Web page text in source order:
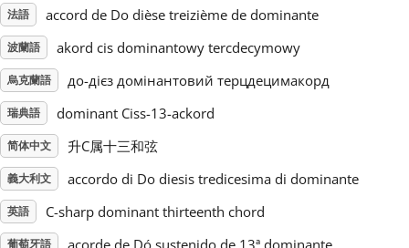
Türkçe
Українська
繁體中文
法語 accord de Do dièse treizième de dominante
波蘭語 akord cis dominantowy tercdecymowy
烏克蘭語 до-дієз домінантовий терцдецимакорд
瑞典語 dominant Ciss-13-ackord
简体中文 升C属十三和弦
義大利文 accordo di Do diesis tredicesima di dominante
英語 C-sharp dominant thirteenth chord
葡萄牙語